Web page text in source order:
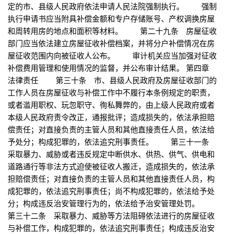
定的市、县级人民政府依法申请人民法院强制执行。 强制
执行申请书应当附具补偿金额和专户存储账号、产权调换房屋
和周转用房的地点和面积等材料。 第二十九条 房屋征收
部门应当依法建立房屋征收补偿档案，并将分户补偿情况在房
屋征收范围内向被征收人公布。 审计机关应当加强对征收
补偿费用管理和使用情况的监督，并公布审计结果。 第四章
法律责任 第三十条 市、县级人民政府及房屋征收部门的
工作人员在房屋征收与补偿工作中不履行本条例规定的职责，
或者滥用职权、玩忽职守、徇私舞弊的，由上级人民政府或者
本级人民政府责令改正，通报批评；造成损失的，依法承担赔
偿责任；对直接负责的主管人员和其他直接责任人员，依法给
予处分；构成犯罪的，依法追究刑事责任。 第三十一条
采取暴力、威胁或者违反规定中断供水、供热、供气、供电和
道路通行等非法方式迫使被征收人搬迁，造成损失的，依法承
担赔偿责任；对直接负责的主管人员和其他直接责任人员，构
成犯罪的，依法追究刑事责任；尚不构成犯罪的，依法给予处
分；构成违反治安管理行为的，依法给予治安管理处罚。
第三十二条 采取暴力、威胁等方法阻碍依法进行的房屋征收
与补偿工作，构成犯罪的，依法追究刑事责任；构成违反治安